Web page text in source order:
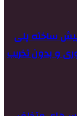
پیش ساخته پلی
و بدون تخریب